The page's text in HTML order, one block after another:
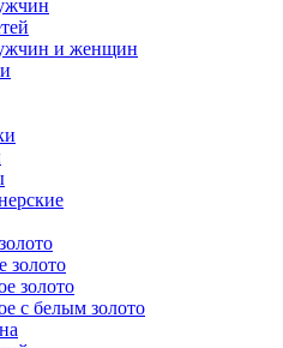
и женщин
золото
золото
с белым золото